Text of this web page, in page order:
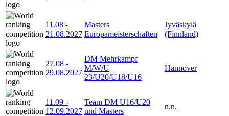
11.08 -
21.08.2027
Masters
Europameisterschaften
Jyväskylä
(Finnland)
27.08 -
29.08.2027
DM Mehrkampf
M/W/U
23/U20/U18/U16
Hannover
11.09 -
12.09.2027
Team DM U16/U20
und Masters
n.n.